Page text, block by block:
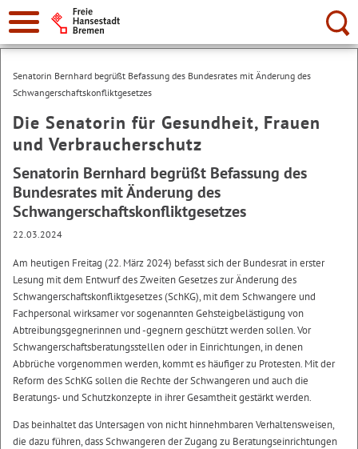
Suche:
Senatorin Bernhard begrüßt Befassung des Bundesrates mit Änderung des
Schwangerschaftskonfliktgesetzes
Die Senatorin für Gesundheit, Frauen
und Verbraucherschutz
Senatorin Bernhard begrüßt Befassung des
Bundesrates mit Änderung des
Schwangerschaftskonfliktgesetzes
22.03.2024
Am heutigen Freitag (22. März 2024) befasst sich der Bundesrat in erster
Lesung mit dem Entwurf des Zweiten Gesetzes zur Änderung des
Schwangerschaftskonfliktgesetzes (SchKG), mit dem Schwangere und
Fachpersonal wirksamer vor sogenannten Gehsteigbelästigung von
Abtreibungsgegnerinnen und -gegnern geschützt werden sollen. Vor
Schwangerschaftsberatungsstellen oder in Einrichtungen, in denen
Abbrüche vorgenommen werden, kommt es häufiger zu Protesten. Mit der
Reform des SchKG sollen die Rechte der Schwangeren und auch die
Beratungs- und Schutzkonzepte in ihrer Gesamtheit gestärkt werden.
Das beinhaltet das Untersagen von nicht hinnehmbaren Verhaltensweisen,
die dazu führen, dass Schwangeren der Zugang zu Beratungseinrichtungen